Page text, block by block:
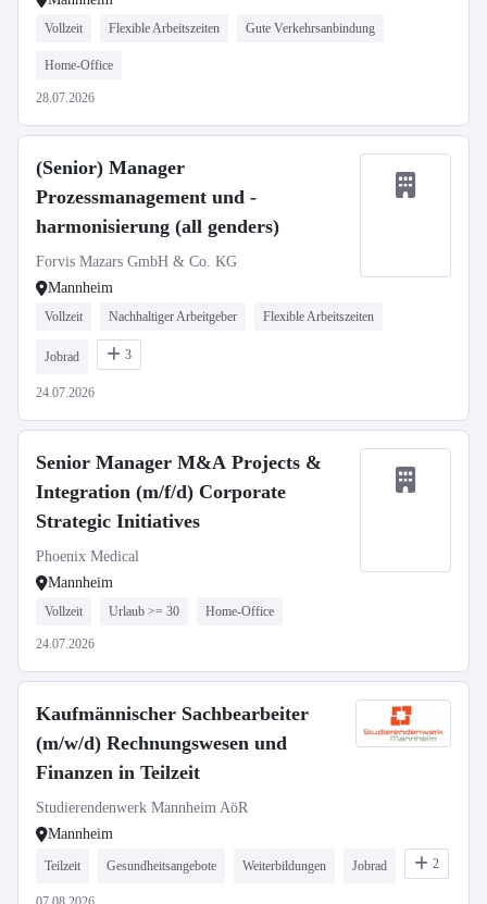
Vollzeit Flexible Arbeitszeiten Gute Verkehrsanbindung
Home-Office
28.07.2026
(Senior) Manager
Prozessmanagement und -
harmonisierung (all genders)
Forvis Mazars GmbH & Co. KG
Mannheim
Vollzeit Nachhaltiger Arbeitgeber Flexible Arbeitszeiten
Jobrad 3
24.07.2026
Senior Manager M&A Projects &
Integration (m/f/d) Corporate
Strategic Initiatives
Phoenix Medical
Mannheim
Vollzeit Urlaub >= 30 Home-Office
24.07.2026
Kaufmännischer Sachbearbeiter
(m/w/d) Rechnungswesen und
Finanzen in Teilzeit
Studierendenwerk Mannheim AöR
Mannheim
Teilzeit Gesundheitsangebote Weiterbildungen Jobrad 2